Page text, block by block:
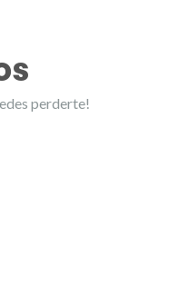
perderte!